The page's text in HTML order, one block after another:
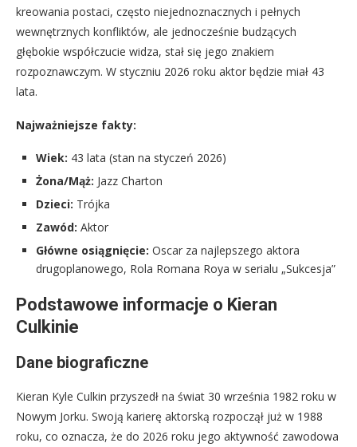
kreowania postaci, często niejednoznacznych i pełnych
wewnętrznych konfliktów, ale jednocześnie budzących
głębokie współczucie widza, stał się jego znakiem
rozpoznawczym. W styczniu 2026 roku aktor będzie miał 43
lata.
Najważniejsze fakty:
Wiek: 43 lata (stan na styczeń 2026)
Żona/Mąż: Jazz Charton
Dzieci: Trójka
Zawód: Aktor
Główne osiągnięcie: Oscar za najlepszego aktora
drugoplanowego, Rola Romana Roya w serialu „Sukcesja”
Podstawowe informacje o Kieran
Culkinie
Dane biograficzne
Kieran Kyle Culkin przyszedł na świat 30 września 1982 roku w
Nowym Jorku. Swoją karierę aktorską rozpoczął już w 1988
roku, co oznacza, że do 2026 roku jego aktywność zawodowa